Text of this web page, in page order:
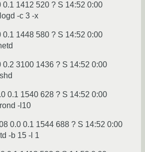
0.1 1412 520 ? S 14:52 0:00
-c 3 -x
0.1 1448 580 ? S 14:52 0:00
0.2 3100 1436 ? S 14:52 0:00
0.1 1540 628 ? S 14:52 0:00
-l10
0.0 0.1 1544 688 ? S 14:52 0:00
-b 15 -l 1